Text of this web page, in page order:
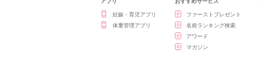
妊娠・育児アプリ
体重管理アプリ
ファーストプレゼント
名前ランキング検索
アワード
マガジン